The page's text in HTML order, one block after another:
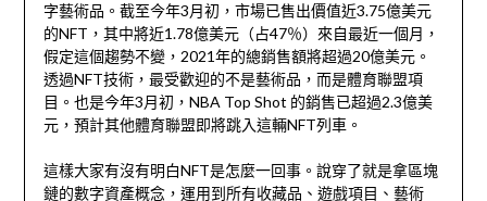
字藝術品。截至今年3月初，市場已售出價值近3.75億美元
的NFT，其中將近1.78億美元（占47％）來自最近一個月，
假定這個趨勢不變，2021年的總銷售額將超過20億美元。
透過NFT技術，最受歡迎的不是藝術品，而是體育聯盟項
目。也是今年3月初，NBA Top Shot 的銷售已超過2.3億美
元，預計其他體育聯盟即將跳入這輛NFT列車。
這樣大家有沒有明白NFT是怎麼一回事。說穿了就是拿區塊
鏈的數字資產概念，運用到所有收藏品、遊戲項目、藝術